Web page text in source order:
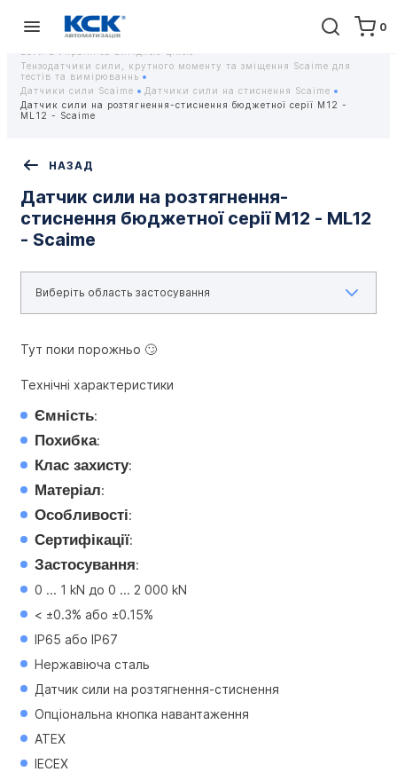
0
Головна Обладнання
Контрольно-вимірювальні прилади
Тензодатчики та тензометричні датчики Scaime - Купити датчики
Тензодатчики сили, крутного моменту та зміщення Scaime для
тестів та вимірюваннь
Датчики сили Scaime
Датчики сили на стиснення Scaime
Датчик сили на розтягнення-стиснення бюджетної серії M12 -
ML12 - Scaime
НАЗАД
Датчик сили на розтягнення-
стиснення бюджетної серії M12 - ML12
- Scaime
Тут поки порожньо 🙄
Технічні характеристики
Ємність:
Похибка:
Клас захисту:
Матеріал:
Особливості:
Сертифікації:
Застосування:
0 ... 1 kN до 0 ... 2 000 kN
< ±0.3% або ±0.15%
IP65 або IP67
Нержавіюча сталь
Датчик сили на розтягнення-стиснення
Опціональна кнопка навантаження
ATEX
IECEX